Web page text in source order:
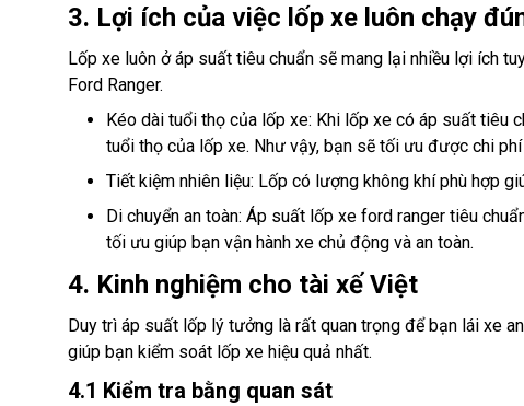
3. Lợi ích của việc lốp xe luôn chạy
Lốp xe luôn ở áp suất tiêu chuẩn sẽ mang lại nhiều lợi ích
Ford Ranger.
Kéo dài tuổi thọ của lốp xe: Khi lốp xe có áp suất tiêu
tuổi thọ của lốp xe. Như vậy, bạn sẽ tối ưu được chi
Tiết kiệm nhiên liệu: Lốp có lượng không khí phù hợp
Di chuyển an toàn: Áp suất lốp xe ford ranger tiêu
tối ưu giúp bạn vận hành xe chủ động và an toàn.
4. Kinh nghiệm cho tài xế Việt
Duy trì áp suất lốp lý tưởng là rất quan trọng để bạn lái xe
giúp bạn kiểm soát lốp xe hiệu quả nhất.
4.1 Kiểm tra bằng quan sát